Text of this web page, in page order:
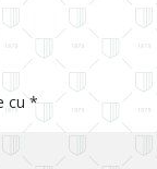
cu*